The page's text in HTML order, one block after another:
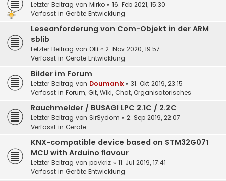
Letzter Beitrag von Mirko « 16. Feb 2021, 15:30
Verfasst in Geräte Entwicklung
Leseanforderung von Com-Objekt in der ARM
sblib
Letzter Beitrag von Olli « 2. Nov 2020, 19:57
Verfasst in Geräte Entwicklung
Bilder im Forum
Letzter Beitrag von Doumanix « 31. Okt 2019, 23:15
Verfasst in Forum, Git, Wiki, Chat, Organisatorisches
Rauchmelder / BUSAGI LPC 2.1C / 2.2C
Letzter Beitrag von SirSydom « 2. Sep 2019, 22:07
Verfasst in Geräte
KNX-compatible device based on STM32G071
MCU with Arduino flavour
Letzter Beitrag von pavkriz « 11. Jul 2019, 17:41
Verfasst in Geräte Entwicklung